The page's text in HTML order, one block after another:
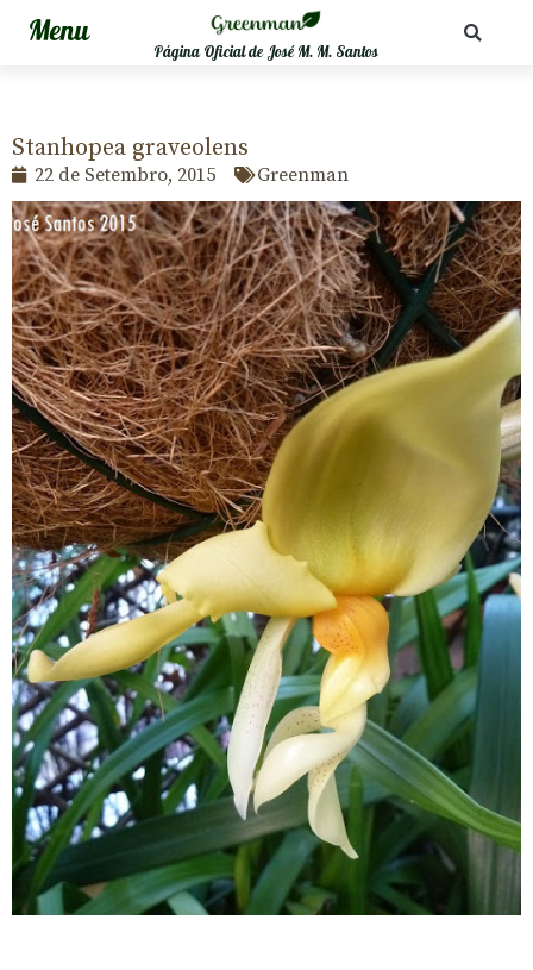
Página Oficial de José M. M. Santos
Stanhopea graveolens
22 de Setembro, 2015 Greenman